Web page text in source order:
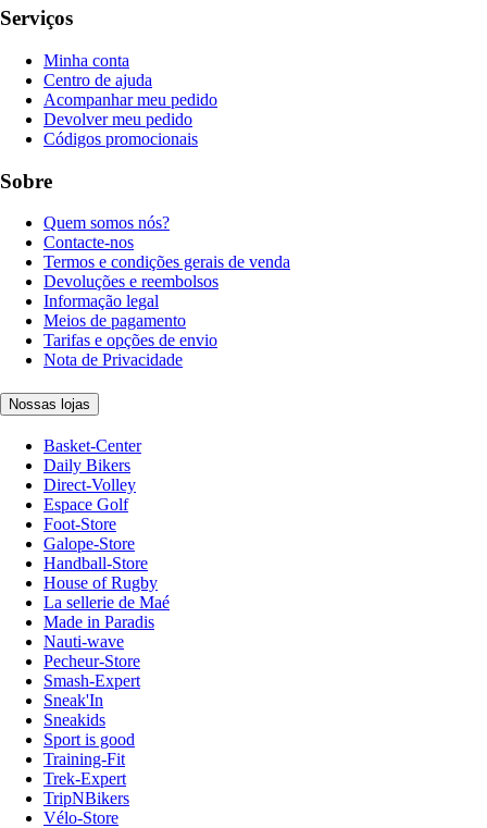
Serviços
Minha conta
Centro de ajuda
Acompanhar meu pedido
Devolver meu pedido
Códigos promocionais
Sobre
Quem somos nós?
Contacte-nos
Termos e condições gerais de venda
Devoluções e reembolsos
Informação legal
Meios de pagamento
Tarifas e opções de envio
Nota de Privacidade
Nossas lojas
Basket-Center
Daily Bikers
Direct-Volley
Espace Golf
Foot-Store
Galope-Store
Handball-Store
House of Rugby
La sellerie de Maé
Made in Paradis
Nauti-wave
Pecheur-Store
Smash-Expert
Sneak'In
Sneakids
Sport is good
Training-Fit
Trek-Expert
TripNBikers
Vélo-Store